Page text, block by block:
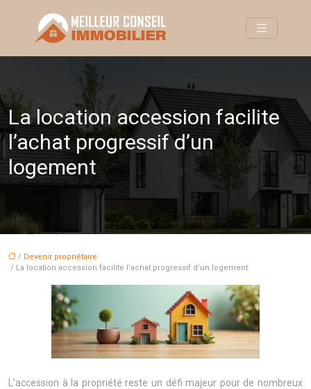
La location accession facilite
l’achat progressif d’un
logement
/ Devenir propriétaire
/ La location accession facilite l’achat progressif d’un logement
L’accession à la propriété reste un défi majeur pour de nombreux